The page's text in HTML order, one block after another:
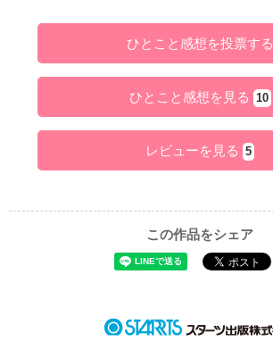
ひとこと感想を投票する
ひとこと感想を見る 10
レビューを見る 5
この作品をシェア